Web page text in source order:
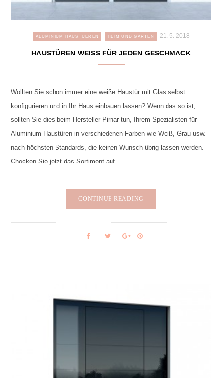
ALUMINIUM HAUSTUEREN HEIM UND GARTEN 21. 5. 2018
HAUSTÜREN WEISS FÜR JEDEN GESCHMACK
Wollten Sie schon immer eine weiße Haustür mit Glas selbst
konfigurieren und in Ihr Haus einbauen lassen? Wenn das so ist,
sollten Sie dies beim Hersteller Pirnar tun, Ihrem Spezialisten für
Aluminium Haustüren in verschiedenen Farben wie Weiß, Grau usw.
nach höchsten Standards, die keinen Wunsch übrig lassen werden.
Checken Sie jetzt das Sortiment auf …
CONTINUE READING